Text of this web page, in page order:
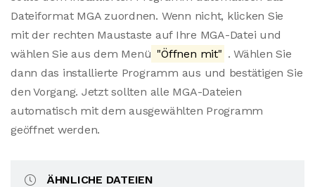
Dateiformat MGA zuordnen. Wenn nicht, klicken Sie
mit der rechten Maustaste auf Ihre MGA-Datei und
wählen Sie aus dem Menü "Öffnen mit" . Wählen Sie
dann das installierte Programm aus und bestätigen Sie
den Vorgang. Jetzt sollten alle MGA-Dateien
automatisch mit dem ausgewählten Programm
geöffnet werden.
ÄHNLICHE DATEIEN